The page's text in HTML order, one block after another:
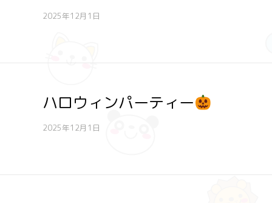
2025年12月1日
ハロウィンパーティー
2025年12月1日